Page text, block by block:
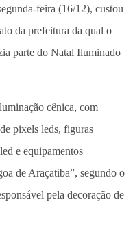
feira (16/12), custou
da prefeitura da qual o
parte do Natal Iluminado
cênica, com
pixels leds, figuras
e equipamentos
de Araçatiba”, segundo o
pela decoração de